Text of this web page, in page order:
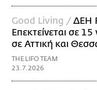
Good Living /ΔΕΗ
Επεκτείνεται σε 15
σε Αττική και
THE LIFO TEAM
23.7.2026